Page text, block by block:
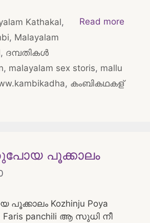
Read more
Kathakal,
, Malayalam
, ദമ്പതികള്‍
, malayalam sex storis, mallu
, കംബികഥകള്
പൂക്കാലം
Kozhinju Poya
: Faris panchili ആ സുധി നീ